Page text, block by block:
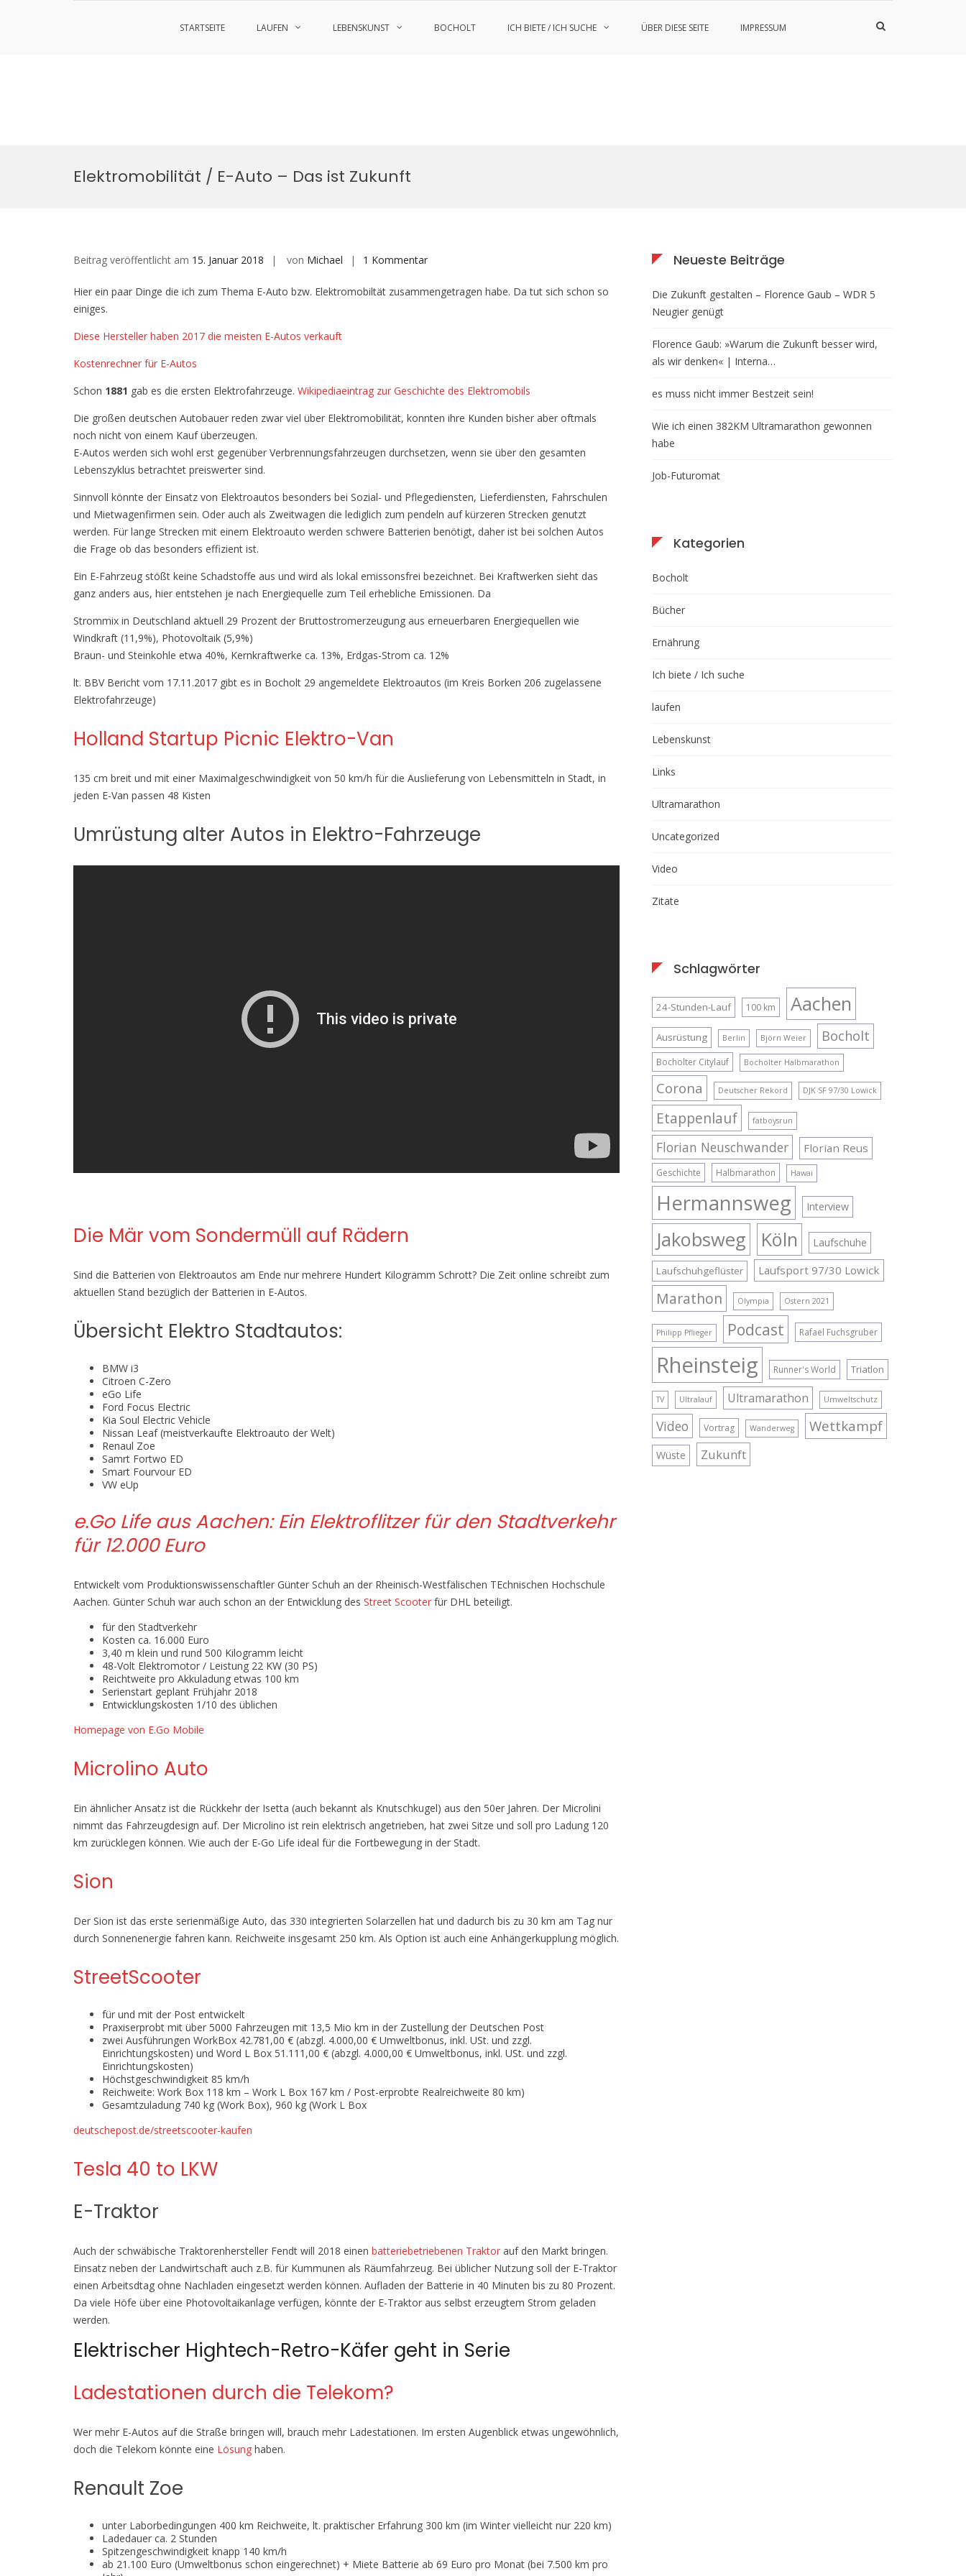
STARTSEITE LAUFEN LEBENSKUNST BOCHOLT ICH BIETE / ICH SUCHE ÜBER DIESE SEITE IMPRESSUM
Such-
Elektromobilität / E-Auto – Das ist Zukunft
Beitrag veröffentlicht am 15. Januar 2018 von Michael 1 Kommentarzu
/
Zukunft
Hier ein paar Dinge die ich zum Thema E-Auto bzw. Elektromobiltät zusammengetragen habe. Da tut sich schon so
einiges.
Diese Hersteller haben 2017 die meisten E-Autos verkauft
Kostenrechner für E-Autos
Schon 1881 gab es die ersten Elektrofahrzeuge. Wikipediaeintrag zur Geschichte des Elektromobils
Die großen deutschen Autobauer reden zwar viel über Elektromobilität, konnten ihre Kunden bisher aber oftmals
noch nicht von einem Kauf überzeugen.
E-Autos werden sich wohl erst gegenüber Verbrennungsfahrzeugen durchsetzen, wenn sie über den gesamten
Lebenszyklus betrachtet preiswerter sind.
Sinnvoll könnte der Einsatz von Elektroautos besonders bei Sozial- und Pflegediensten, Lieferdiensten, Fahrschulen
und Mietwagenfirmen sein. Oder auch als Zweitwagen die lediglich zum pendeln auf kürzeren Strecken genutzt
werden. Für lange Strecken mit einem Elektroauto werden schwere Batterien benötigt, daher ist bei solchen Autos
die Frage ob das besonders effizient ist.
Ein E-Fahrzeug stößt keine Schadstoffe aus und wird als lokal emissonsfrei bezeichnet. Bei Kraftwerken sieht das
ganz anders aus, hier entstehen je nach Energiequelle zum Teil erhebliche Emissionen. Da
Strommix in Deutschland aktuell 29 Prozent der Bruttostromerzeugung aus erneuerbaren Energiequellen wie
Windkraft (11,9%), Photovoltaik (5,9%)
Braun- und Steinkohle etwa 40%, Kernkraftwerke ca. 13%, Erdgas-Strom ca. 12%
lt. BBV Bericht vom 17.11.2017 gibt es in Bocholt 29 angemeldete Elektroautos (im Kreis Borken 206 zugelassene
Elektrofahrzeuge)
Holland Startup Picnic Elektro-Van
135 cm breit und mit einer Maximalgeschwindigkeit von 50 km/h für die Auslieferung von Lebensmitteln in Stadt, in
jeden E-Van passen 48 Kisten
Umrüstung alter Autos in Elektro-Fahrzeuge
Die Mär vom Sondermüll auf Rädern
Sind die Batterien von Elektroautos am Ende nur mehrere Hundert Kilogramm Schrott? Die Zeit online schreibt zum
aktuellen Stand bezüglich der Batterien in E-Autos.
Übersicht Elektro Stadtautos:
BMW i3
Citroen C-Zero
eGo Life
Ford Focus Electric
Kia Soul Electric Vehicle
Nissan Leaf (meistverkaufte Elektroauto der Welt)
Renaul Zoe
Samrt Fortwo ED
Smart Fourvour ED
VW eUp
e.Go Life aus Aachen: Ein Elektroflitzer für den Stadtverkehr
für 12.000 Euro
Entwickelt vom Produktionswissenschaftler Günter Schuh an der Rheinisch-Westfälischen TEchnischen Hochschule
Aachen. Günter Schuh war auch schon an der Entwicklung des Street Scooter für DHL beteiligt.
für den Stadtverkehr
Kosten ca. 16.000 Euro
3,40 m klein und rund 500 Kilogramm leicht
48-Volt Elektromotor / Leistung 22 KW (30 PS)
Reichtweite pro Akkuladung etwas 100 km
Serienstart geplant Frühjahr 2018
Entwicklungskosten 1/10 des üblichen
Homepage von E.Go Mobile
Microlino Auto
Ein ähnlicher Ansatz ist die Rückkehr der Isetta (auch bekannt als Knutschkugel) aus den 50er Jahren. Der Microlini
nimmt das Fahrzeugdesign auf. Der Microlino ist rein elektrisch angetrieben, hat zwei Sitze und soll pro Ladung 120
km zurücklegen können. Wie auch der E-Go Life ideal für die Fortbewegung in der Stadt.
Sion
Der Sion ist das erste serienmäßige Auto, das 330 integrierten Solarzellen hat und dadurch bis zu 30 km am Tag nur
durch Sonnenenergie fahren kann. Reichweite insgesamt 250 km. Als Option ist auch eine Anhängerkupplung möglich.
StreetScooter
für und mit der Post entwickelt
Praxiserprobt mit über 5000 Fahrzeugen mit 13,5 Mio km in der Zustellung der Deutschen Post
zwei Ausführungen WorkBox 42.781,00 € (abzgl. 4.000,00 € Umweltbonus, inkl. USt. und zzgl.
Einrichtungskosten) und Word L Box 51.111,00 € (abzgl. 4.000,00 € Umweltbonus, inkl. USt. und zzgl.
Einrichtungskosten)
Höchstgeschwindigkeit 85 km/h
Reichweite: Work Box 118 km – Work L Box 167 km / Post-erprobte Realreichweite 80 km)
Gesamtzuladung 740 kg (Work Box), 960 kg (Work L Box
deutschepost.de/streetscooter-kaufen
Tesla 40 to LKW
E-Traktor
Auch der schwäbische Traktorenhersteller Fendt will 2018 einen batteriebetriebenen Traktor auf den Markt bringen.
Einsatz neben der Landwirtschaft auch z.B. für Kummunen als Räumfahrzeug. Bei üblicher Nutzung soll der E-Traktor
einen Arbeitsdtag ohne Nachladen eingesetzt werden können. Aufladen der Batterie in 40 Minuten bis zu 80 Prozent.
Da viele Höfe über eine Photovoltaikanlage verfügen, könnte der E-Traktor aus selbst erzeugtem Strom geladen
werden.
Elektrischer Hightech-Retro-Käfer geht in Serie
Ladestationen durch die Telekom?
Wer mehr E-Autos auf die Straße bringen will, brauch mehr Ladestationen. Im ersten Augenblick etwas ungewöhnlich,
doch die Telekom könnte eine Lösung haben.
Renault Zoe
unter Laborbedingungen 400 km Reichweite, lt. praktischer Erfahrung 300 km (im Winter vielleicht nur 220 km)
Ladedauer ca. 2 Stunden
Spitzengeschwindigkeit knapp 140 km/h
ab 21.100 Euro (Umweltbonus schon eingerechnet) + Miete Batterie ab 69 Euro pro Monat (bei 7.500 km pro
Neueste Beiträge
Die Zukunft gestalten – Florence Gaub – WDR 5
Neugier genügt
Florence Gaub: »Warum die Zukunft besser wird,
als wir denken« | Interna…
es muss nicht immer Bestzeit sein!
Wie ich einen 382KM Ultramarathon gewonnen
habe
Job-Futuromat
Kategorien
Bocholt
Bücher
Ernährung
Ich biete / Ich suche
laufen
Lebenskunst
Links
Ultramarathon
Uncategorized
Video
Zitate
Schlagwörter
24-Stunden-Lauf 100 km Aachen
Ausrüstung Berlin Björn Weier Bocholt
Bocholter Citylauf Bocholter Halbmarathon
Corona Deutscher Rekord DJK SF 97/30 Lowick
Etappenlauf fatboysrun
Florian Neuschwander Florian Reus
Geschichte Halbmarathon Hawai
Hermannsweg Interview
Jakobsweg Köln Laufschuhe
Laufschuhgeflüster Laufsport 97/30 Lowick
Marathon Olympia Ostern 2021
Philipp Pflieger Podcast Rafael Fuchsgruber
Rheinsteig Runner's World Triatlon
TV Ultralauf Ultramarathon Umweltschutz
Video Vortrag Wanderweg Wettkampf
Wüste Zukunft